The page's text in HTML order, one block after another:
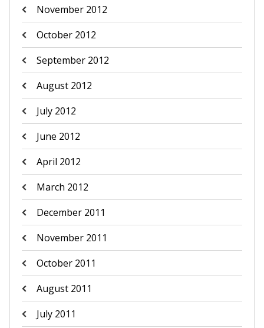
November 2012
October 2012
September 2012
August 2012
July 2012
June 2012
April 2012
March 2012
December 2011
November 2011
October 2011
August 2011
July 2011